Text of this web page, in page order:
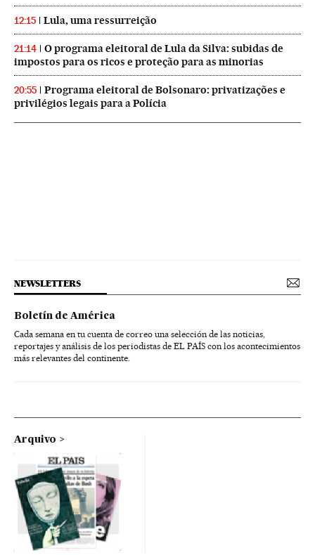
12:15 Lula, uma ressurreição
21:14
O programa eleitoral de Lula da Silva: subidas de
impostos para os ricos e proteção para as minorias
20:55
Programa eleitoral de Bolsonaro: privatizações e
privilégios legais para a Polícia
NEWSLETTERS
Boletín de América
Cada semana en tu cuenta de correo una selección de las noticias,
reportajes y análisis de los periodistas de EL PAÍS con los acontecimientos
más relevantes del continente.
Arquivo